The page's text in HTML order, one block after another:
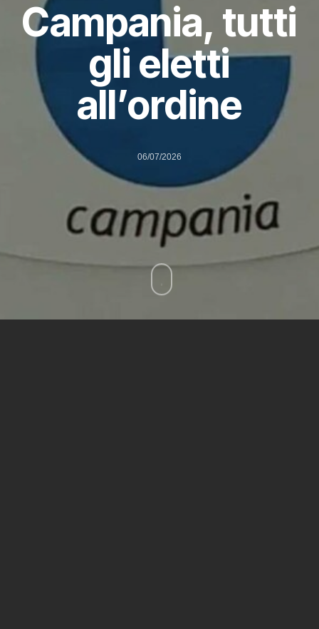
Campania, tutti
gli eletti
all’ordine
06/07/2026